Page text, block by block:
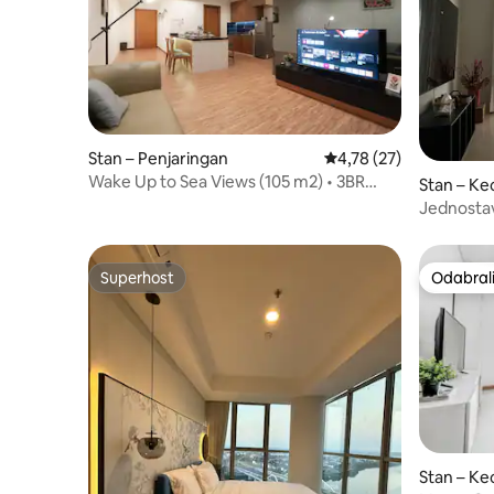
Stan – Penjaringan Prosječna ocjena:
4,78 (27)
Wake Up to Sea Views (105 m2) • 3BR
Stan –
Superhost
Superhost
Stan –